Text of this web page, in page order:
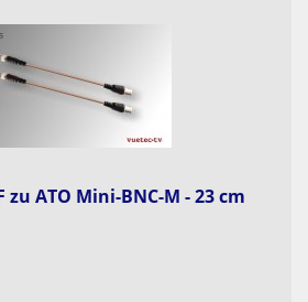
zu ATO Mini-BNC-M - 23 cm